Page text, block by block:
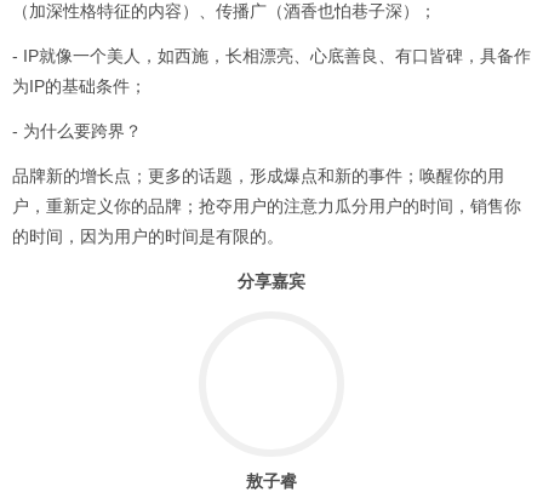
（加深性格特征的内容）、传播广（酒香也怕巷子深）；
- IP就像一个美人，如西施，长相漂亮、心底善良、有口皆碑，具备作
为IP的基础条件；
- 为什么要跨界？
品牌新的增长点；更多的话题，形成爆点和新的事件；唤醒你的用
户，重新定义你的品牌；抢夺用户的注意力瓜分用户的时间，销售你
的时间，因为用户的时间是有限的。
分享嘉宾
敖子睿